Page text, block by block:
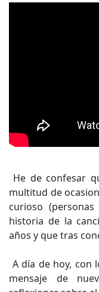
He de confesar
multitud de
curioso
historia de la
años y que tras
A día de hoy, con
mensaje de